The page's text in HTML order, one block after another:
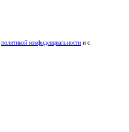
политикой конфиденциальности и с